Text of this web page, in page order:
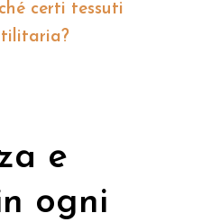
certi tessuti
e
ogni